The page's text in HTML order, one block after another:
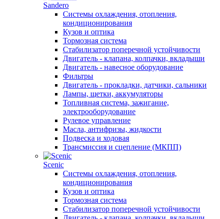
Sandero
Системы охлаждения, отопления,
кондиционирования
Кузов и оптика
Тормозная система
Стабилизатор поперечной устойчивости
Двигатель - клапана, колпачки, вкладыши
Двигатель - навесное оборудование
Фильтры
Двигатель - прокладки, датчики, сальники
Лампы, щетки, аккумуляторы
Топливная система, зажигание,
электрооборудование
Рулевое управление
Масла, антифризы, жидкости
Подвеска и ходовая
Трансмиссия и сцепление (МКПП)
Scenic
Системы охлаждения, отопления,
кондиционирования
Кузов и оптика
Тормозная система
Стабилизатор поперечной устойчивости